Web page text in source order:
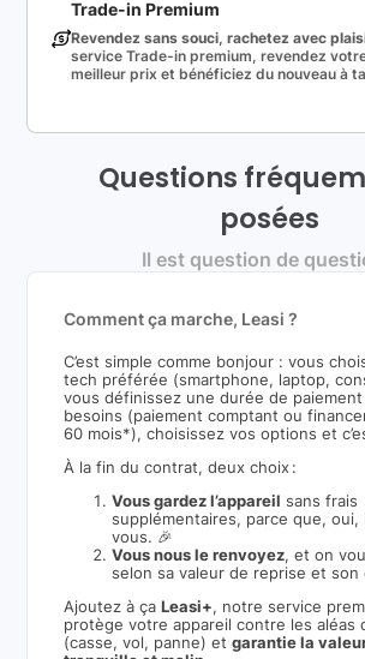
Trade-in Premium
Revendez sans souci, rachetez avec
service Trade-in premium, revendez
meilleur prix et bénéficiez du nouveau à
Questions
posées
Il est question de
Comment ça marche, Leasi ?
C’est simple comme bonjour : vous
tech préférée (smartphone, laptop,
vous définissez une durée de
besoins (paiement comptant ou
60 mois*), choisissez vos options et
À la fin du contrat, deux choix :
Vous gardez l’appareil sans frais
supplémentaires, parce que,
vous. 🎉
Vous nous le renvoyez, et on
selon sa valeur de reprise et son
Ajoutez à ça Leasi+, notre service
protège votre appareil contre les aléas
(casse, vol, panne) etgarantie la